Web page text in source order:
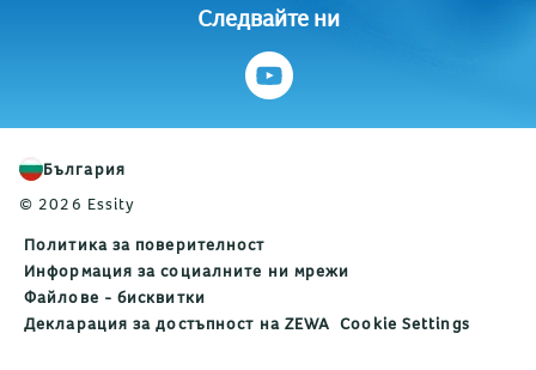
Следвайте ни
България
© 2026 Essity
Политика за поверителност
Информация за социалните ни мрежи
Файлове - бисквитки
Декларация за достъпност на ZEWA Cookie Settings